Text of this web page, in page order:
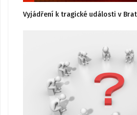
Vyjádření k tragické události v